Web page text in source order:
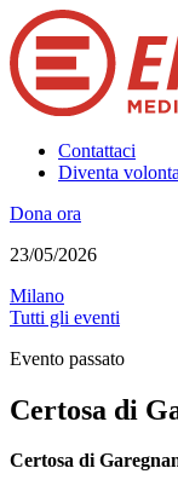
Contattaci
Diventa
Dona ora
23/05/2026
Milano
Tutti gli eventi
Evento passato
Certosa di
Certosa di